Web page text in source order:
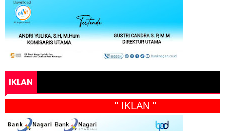
IKLAN
" IKLAN "